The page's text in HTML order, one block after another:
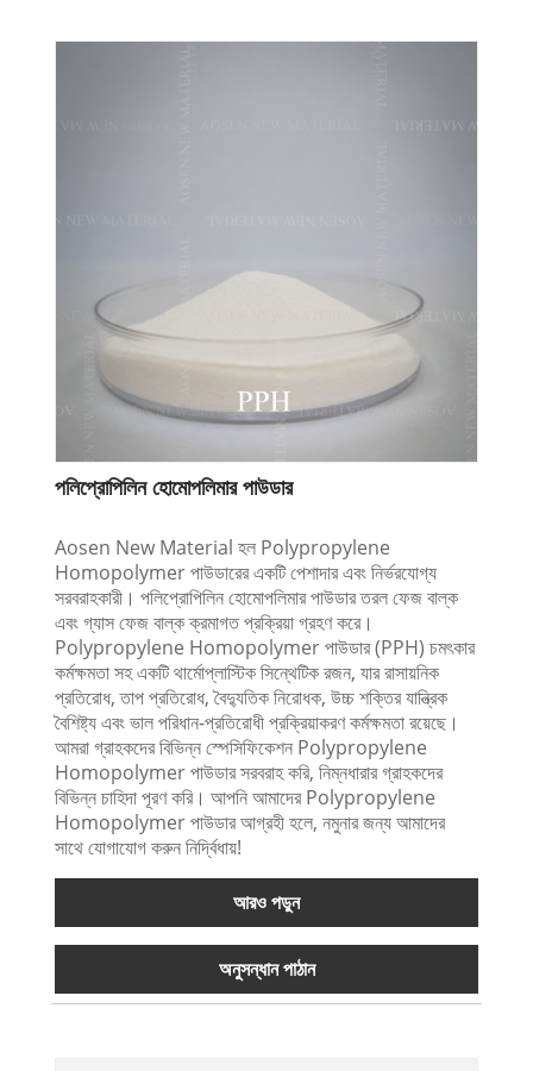
পলিপ্রোপিলিন হোমোপলিমার পাউডার
Aosen New Material হল Polypropylene
Homopolymer পাউডারের একটি পেশাদার এবং নির্ভরযোগ্য
সরবরাহকারী। পলিপ্রোপিলিন হোমোপলিমার পাউডার তরল ফেজ বাল্ক
এবং গ্যাস ফেজ বাল্ক ক্রমাগত প্রক্রিয়া গ্রহণ করে।
Polypropylene Homopolymer পাউডার (PPH) চমৎকার
কর্মক্ষমতা সহ একটি থার্মোপ্লাস্টিক সিন্থেটিক রজন, যার রাসায়নিক
প্রতিরোধ, তাপ প্রতিরোধ, বৈদ্যুতিক নিরোধক, উচ্চ শক্তির যান্ত্রিক
বৈশিষ্ট্য এবং ভাল পরিধান-প্রতিরোধী প্রক্রিয়াকরণ কর্মক্ষমতা রয়েছে।
আমরা গ্রাহকদের বিভিন্ন স্পেসিফিকেশন Polypropylene
Homopolymer পাউডার সরবরাহ করি, নিম্নধারার গ্রাহকদের
বিভিন্ন চাহিদা পূরণ করি। আপনি আমাদের Polypropylene
Homopolymer পাউডার আগ্রহী হলে, নমুনার জন্য আমাদের
সাথে যোগাযোগ করুন নির্দ্বিধায়!
আরও পড়ুন
অনুসন্ধান পাঠান